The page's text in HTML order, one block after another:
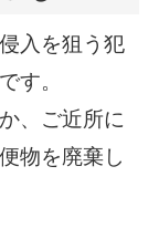
入を狙う犯
す。
、ご近所に
物を廃棄し